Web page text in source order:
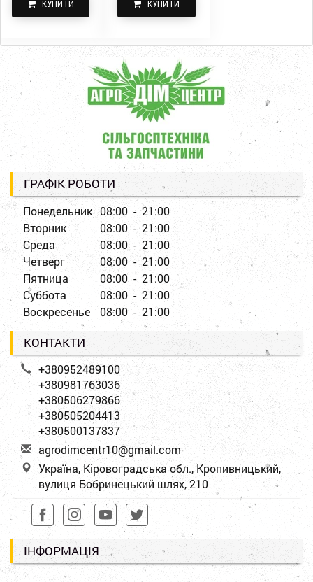
КУПИТИ КУПИТИ
ГРАФІК РОБОТИ
Понедельник 08:00 - 21:00
Вторник
08:00 - 21:00
Среда
08:00 - 21:00
Четверг
08:00 - 21:00
Пятница
08:00 - 21:00
Суббота
08:00 - 21:00
Воскресенье
08:00 - 21:00
КОНТАКТИ
+380952489100
+380981763036
+380506279866
+380505204413
+380500137837
agrodimcentr10@gmail.com
Україна, Кіровоградська обл., Кропивницький,
вулиця Бобринецький шлях, 210
ІНФОРМАЦІЯ